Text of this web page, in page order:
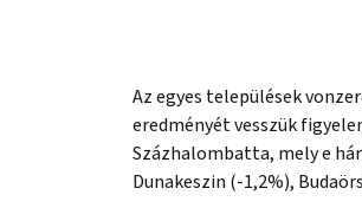
Az egyes települések
eredményét vesszük
Százhalombatta, mely e
Dunakeszin (-1,2%),